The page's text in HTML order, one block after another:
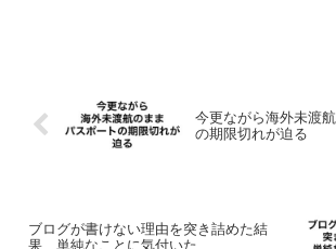
今更ながら海外未渡
の期限切れが迫る
ブログが書けない理由を突き詰めた結
果、単純なことに気付いた